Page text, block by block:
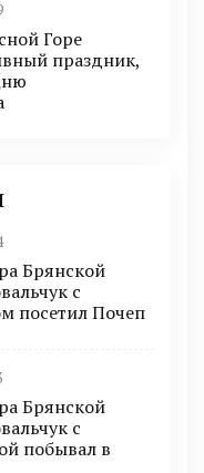
Горе
праздник,
Брянской
с
посетил Почеп
Брянской
с
побывал в